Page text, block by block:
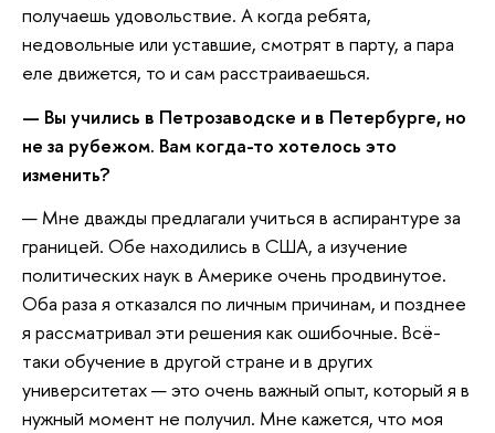
получаешь удовольствие. А когда ребята,
недовольные или уставшие, смотрят в парту, а пара
еле движется, то и сам расстраиваешься.
— Вы учились в Петрозаводске и в Петербурге, но
не за рубежом. Вам когда-то хотелось это
изменить?
— Мне дважды предлагали учиться в аспирантуре за
границей. Обе находились в США, а изучение
политических наук в Америке очень продвинутое.
Оба раза я отказался по личным причинам, и позднее
я рассматривал эти решения как ошибочные. Всё-
таки обучение в другой стране и в других
университетах — это очень важный опыт, который я в
нужный момент не получил. Мне кажется, что моя